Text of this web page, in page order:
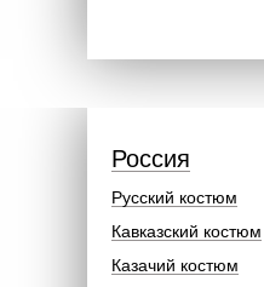
Русский костюм
Кавказский костюм
Казачий костюм
Россия